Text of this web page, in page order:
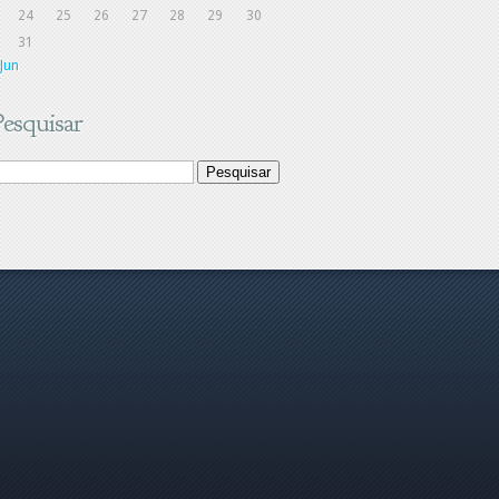
24
25 26 27 28 29
30
31